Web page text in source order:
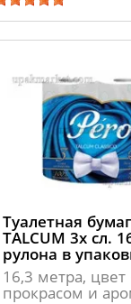
Туалетная
TALCUM 3х сл.
рулона в
16,3 метра,
прокрасом и